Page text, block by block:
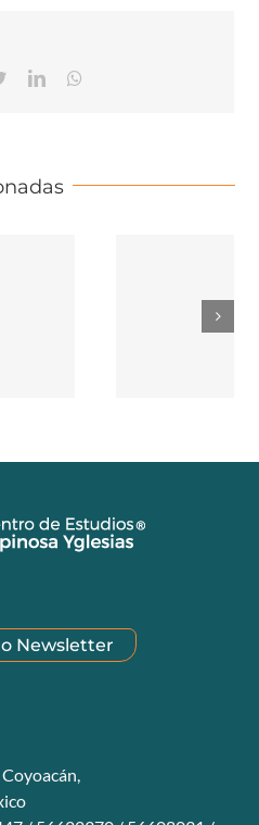
TwitterLinkedinWhatsapp
Newsletter